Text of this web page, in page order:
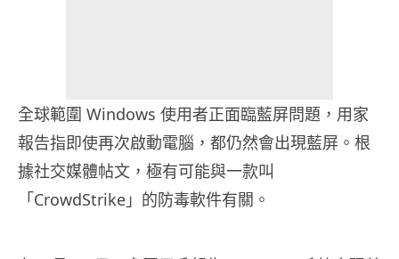
全球範圍 Windows 使用者正面臨藍屏問題，用家
報告指即使再次啟動電腦，都仍然會出現藍屏。根
據社交媒體帖文，極有可能與一款叫
「CrowdStrike」的防毒軟件有關。